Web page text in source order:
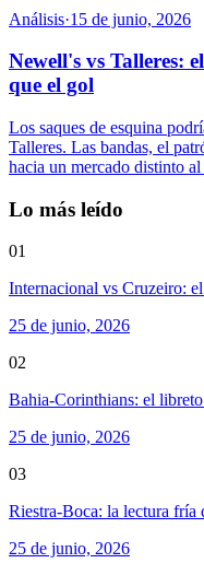
Análisis·15 de junio, 2026
Newell's vs Talleres:
que el gol
Los saques de esquina
Talleres. Las bandas, el
hacia un mercado distinto
Lo más leído
01
Internacional vs Cruzeiro:
25 de junio, 2026
02
Bahia-Corinthians: el
25 de junio, 2026
03
Riestra-Boca: la lectura fría
25 de junio, 2026